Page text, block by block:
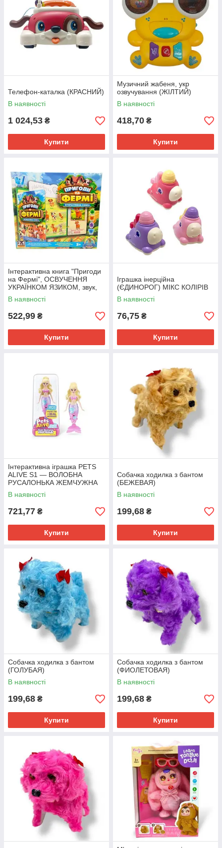
Телефон-каталка (КРАСНИЙ)
В наявності
1 024,53 ₴
Купити
Музичний жабеня, укр
озвучування (ЖІЛТИЙ)
В наявності
418,70 ₴
Купити
Інтерактивна книга "Пригоди
на Фермі", ОСВУЧЕННЯ
УКРАЇНКОМ ЯЗИКОМ, звук,
сенсорні кнопки, дошка для
малювання та маркер, 8
В наявності
522,99 ₴
Купити
Іграшка інерційна
(ЄДИНОРОГ) МІКС КОЛІРІВ
В наявності
76,75 ₴
Купити
Інтерактивна іграшка PETS
ALIVE S1 — ВОЛОБНА
РУСАЛОНЬКА ЖЕМЧУЖНА
МУШЛЯ
В наявності
721,77 ₴
Купити
Собачка ходилка з бантом
(БЕЖЕВАЯ)
В наявності
199,68 ₴
Купити
Собачка ходилка з бантом
(ГОЛУБАЯ)
В наявності
199,68 ₴
Купити
Собачка ходилка з бантом
(ФИОЛЕТОВАЯ)
В наявності
199,68 ₴
Купити